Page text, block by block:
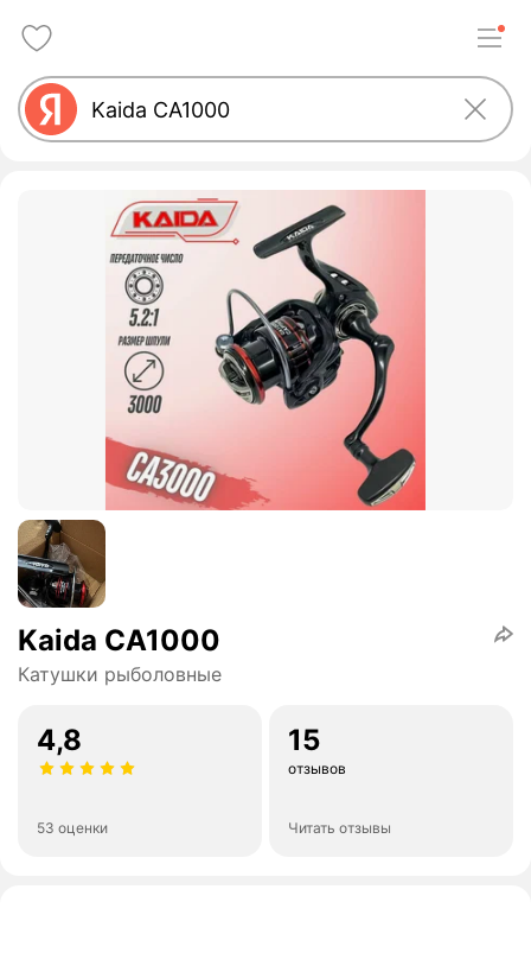
Kaida CA1000
Катушки рыболовные
4,8
53 оценки
15
отзывов
Читать отзывы